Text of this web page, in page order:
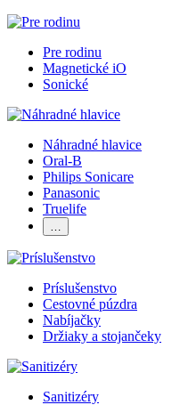
Pre rodinu
Magnetické iO
Sonické
Náhradné hlavice
Oral-B
Philips Sonicare
Panasonic
Truelife
…
Príslušenstvo
Cestovné púzdra
Nabíjačky
Držiaky a stojančeky
Sanitizéry